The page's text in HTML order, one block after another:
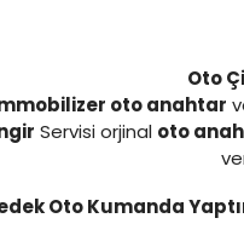
Oto
oto anahtar
Servisi orjinal oto
Oto Kumanda